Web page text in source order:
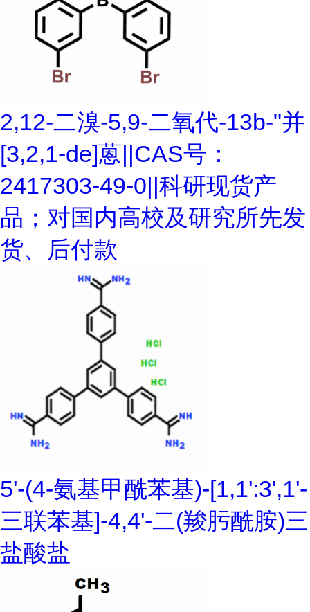
2,12-二溴-5,9-二氧代-13b-"并
[3,2,1-de]蒽||CAS号：
2417303-49-0||科研现货产
品；对国内高校及研究所先发
货、后付款
5'-(4-氨基甲酰苯基)-[1,1':3',1'-
三联苯基]-4,4'-二(羧肟酰胺)三
盐酸盐